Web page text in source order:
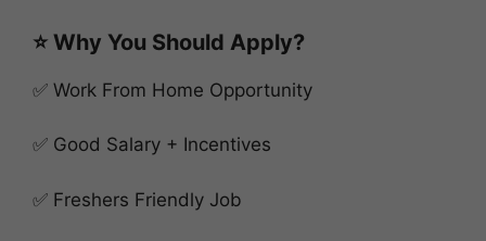
⭐ Why You Should Apply?
✅ Work From Home Opportunity
✅ Good Salary + Incentives
✅ Freshers Friendly Job